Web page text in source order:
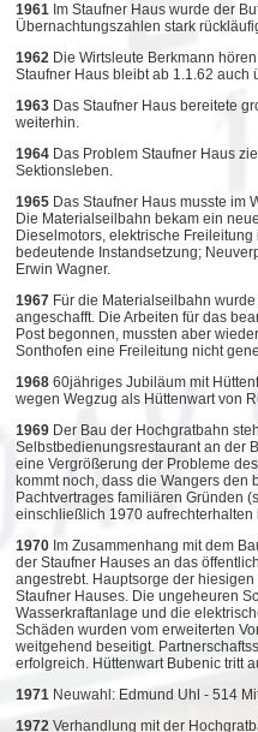
1961 Im Staufner Haus wurde der
Übernachtungszahlen stark
1962 Die Wirtsleute Berkmann
Staufner Haus bleibt ab 1.1.62 auch
1963 Das Staufner Haus bereitete
weiterhin.
1964 Das Problem Staufner Haus
Sektionsleben.
1965 Das Staufner Haus musste im
Die Materialseilbahn bekam ein
Dieselmotors, elektrische
bedeutende Instandsetzung;
Erwin Wagner.
1967 Für die Materialseilbahn
angeschafft. Die Arbeiten für das
Post begonnen, mussten aber
Sonthofen eine Freileitung nicht
1968 60jähriges Jubiläum mit
wegen Wegzug als Hüttenwart von
1969 Der Bau der Hochgratbahn
Selbstbedienungsrestaurant an der
eine Vergrößerung der Probleme
kommt noch, dass die Wangers den
Pachtvertrages familiären Gründen
einschließlich 1970 aufrechterhalten
1970 Im Zusammenhang mit dem
der Staufner Hauses an das
angestrebt. Hauptsorge der
Staufner Hauses. Die ungeheuren
Wasserkraftanlage und die
Schäden wurden vom erweiterten
weitgehend beseitigt.
erfolgreich. Hüttenwart Bubenic tritt
1971 Neuwahl: Edmund Uhl - 514
1972 Verhandlung mit der